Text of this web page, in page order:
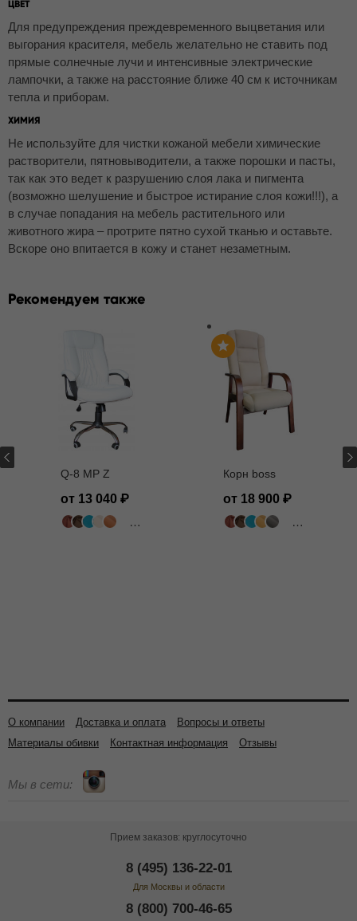
ЦВЕТ
Для предупреждения преждевременного выцветания или
выгорания красителя, мебель желательно не ставить под
прямые солнечные лучи и интенсивные электрические
лампочки, а также на расстояние ближе 40 см к источникам
тепла и приборам.
ХИМИЯ
Не используйте для чистки кожаной мебели химические
растворители, пятновыводители, а также порошки и пасты,
так как это ведет к разрушению слоя лака и пигмента
(возможно шелушение и быстрое истирание слоя кожи!!!), а
в случае попадания на мебель растительного или
животного жира – протрите пятно сухой тканью и оставьте.
Вскоре оно впитается в кожу и станет незаметным.
Рекомендуем также
Q-8 MP Z
от 13 040
502 цвета
Корн boss
от 18 900
503 цвета
О компании Доставка и оплата
Вопросы и ответы
Материалы обивки
Контактная информация Отзывы
Мы в сети:
Прием заказов: круглосуточно
8 (495) 136-22-01
Для Москвы и области
8 (800) 700-46-65